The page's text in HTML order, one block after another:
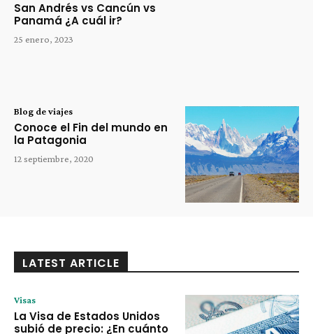
San Andrés vs Cancún vs
Panamá ¿A cuál ir?
25 enero, 2023
Blog de viajes
Conoce el Fin del mundo en
la Patagonia
12 septiembre, 2020
LATEST ARTICLE
Visas
La Visa de Estados Unidos
subió de precio: ¿En cuánto